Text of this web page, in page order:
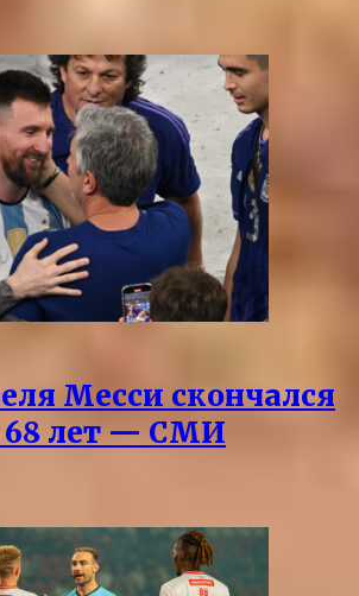
Месси скончался
68 лет — СМИ